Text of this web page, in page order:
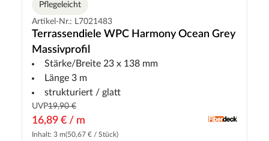
Pflegeleicht
Artikel-Nr.: L7021483
Terrassendiele WPC Harmony Ocean Grey
Massivprofil
Stärke/Breite 23 x 138 mm
Länge 3 m
strukturiert / glatt
UVP19,90 €
16,89 € / m
Inhalt: 3 m(50,67 € / Stück)